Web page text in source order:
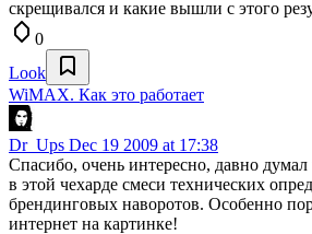
скрещивался и какие вышли с этого
0
Look
WiMAX. Как это работает
Dr_Ups Dec 19 2009 at 17:38
Спасибо, очень интересно, давно думал
в этой чехарде смеси технических
брендинговых наворотов. Особенно
интернет на картинке!